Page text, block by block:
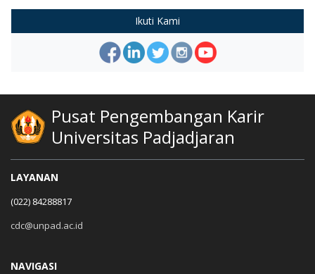
Ikuti Kami
Pusat Pengembangan Karir
Universitas Padjadjaran
LAYANAN
(022) 84288817
cdc@unpad.ac.id
NAVIGASI